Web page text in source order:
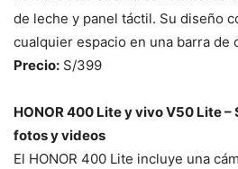
de leche y panel táctil. Su diseño
cualquier espacio en una barra de
Precio: S/399
HONOR 400 Lite y vivo V50 Lite –
fotos y videos
El HONOR 400 Lite incluye una